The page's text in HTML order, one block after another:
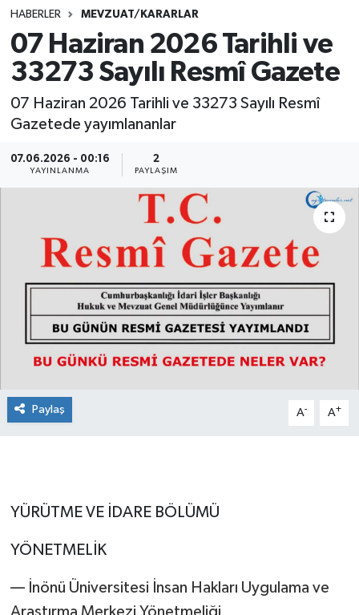
HABERLER MEVZUAT/KARARLAR
07 Haziran 2026 Tarihli ve
33273 Sayılı Resmî Gazete
07 Haziran 2026 Tarihli ve 33273 Sayılı Resmî
Gazetede yayımlananlar
07.06.2026 - 00:16
YAYINLANMA
2
PAYLAŞIM
Paylaş A- A+
YÜRÜTME VE İDARE BÖLÜMÜ
YÖNETMELİK
–– İnönü Üniversitesi İnsan Hakları Uygulama ve
Araştırma Merkezi Yönetmeliği
YARIŞMA/ETKİNLİKLER
ANKET
MEVZUAT/KARARLAR